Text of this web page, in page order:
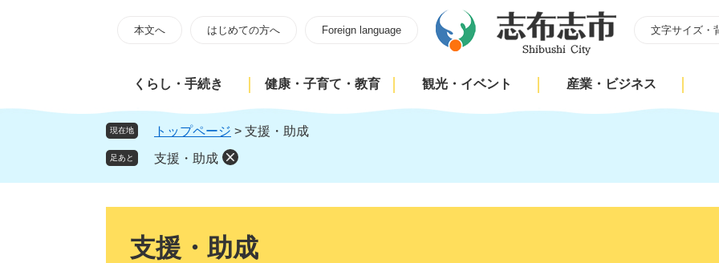
頭
飛
本
本文へ はじめての方へ Foreign language 文字サイズ・
くらし・手続き 健康・子育て・教育 観光・イベント 産業・ビジネス
現在地 トップページ > 支援・助成
足あと 支援・助成
支援・助成